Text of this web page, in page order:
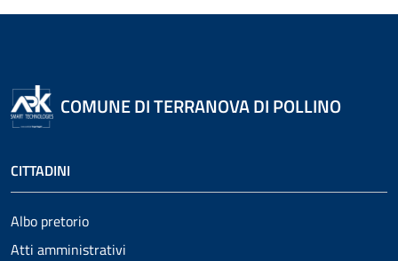
COMUNE DI TERRANOVA DI POLLINO
CITTADINI
Albo pretorio
Atti amministrativi